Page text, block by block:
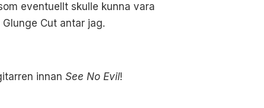
eventuellt skulle kunna vara
Cut antar jag.
innanSee No Evil!